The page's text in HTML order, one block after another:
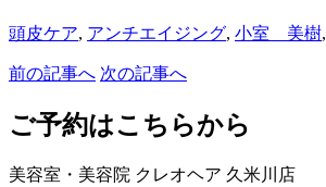
頭皮ケア, アンチエイジング, 小室 美樹,
前の記事へ 次の記事へ
ご予約はこちらから
美容室・美容院 クレオヘア 久米川店